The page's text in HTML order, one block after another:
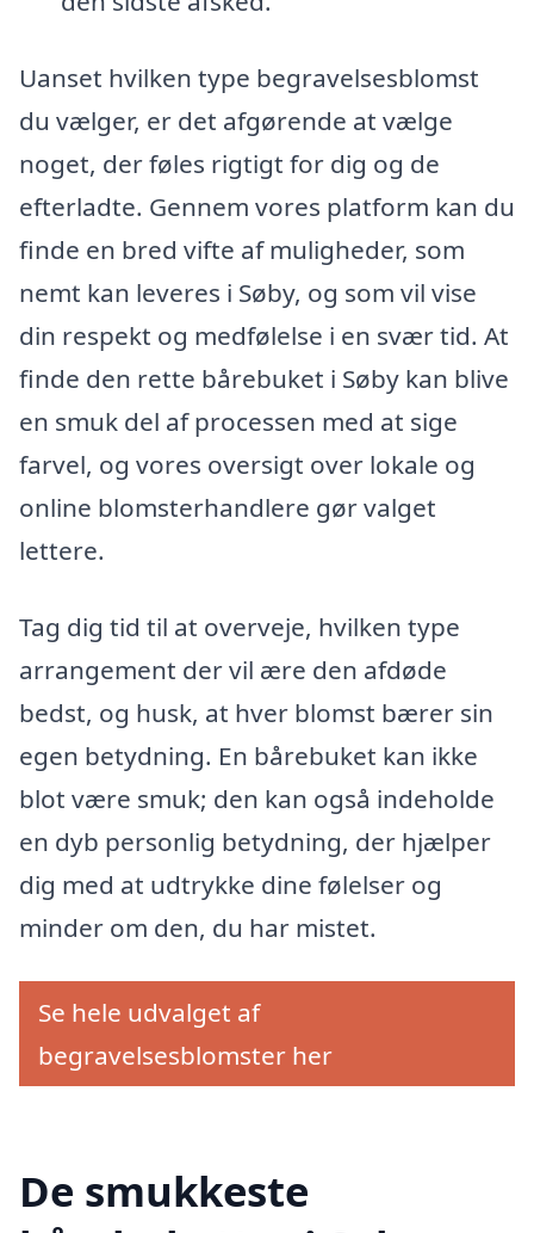
Uanset hvilken type begravelsesblomst
du vælger, er det afgørende at vælge
noget, der føles rigtigt for dig og de
efterladte. Gennem vores platform kan du
finde en bred vifte af muligheder, som
nemt kan leveres i Søby, og som vil vise
din respekt og medfølelse i en svær tid. At
finde den rette bårebuket i Søby kan blive
en smuk del af processen med at sige
farvel, og vores oversigt over lokale og
online blomsterhandlere gør valget
lettere.
Tag dig tid til at overveje, hvilken type
arrangement der vil ære den afdøde
bedst, og husk, at hver blomst bærer sin
egen betydning. En bårebuket kan ikke
blot være smuk; den kan også indeholde
en dyb personlig betydning, der hjælper
dig med at udtrykke dine følelser og
minder om den, du har mistet.
Se hele udvalget af
begravelsesblomster her
De smukkeste